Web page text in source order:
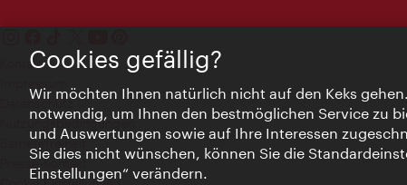
Kontakt
Datenschutz
Nutzungsbedingungen
Barrierefreiheit
Presse-Kontakt
Cookies gefällig?
Wir möchten Ihnen natürlich nicht auf den Keks
notwendig, um Ihnen den bestmöglichen Service zu
und Auswertungen sowie auf Ihre Interessen
Sie dies nicht wünschen, können Sie die
Einstellungen“ verändern.